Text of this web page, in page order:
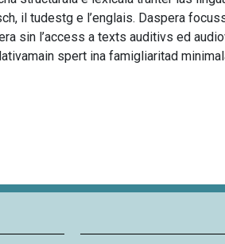
il tudestg e l’englais. Daspera
sin l’access a texts auditivs ed
spert ina famigliaritad